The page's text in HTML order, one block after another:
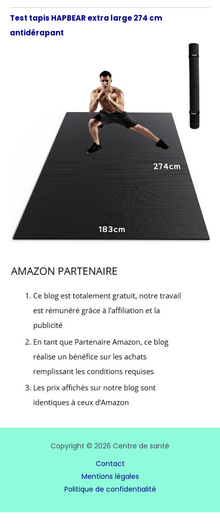
Test tapis HAPBEAR extra large 274 cm
antidérapant
Copyright © 2026 Centre de santé
Contact
Mentions légales
Politique de confidentialité